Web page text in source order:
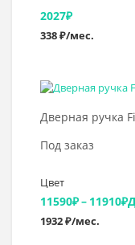
2027₽
338 ₽/мес.
Дверная ручка
Под заказ
Цвет
11590₽– 11910₽
1932 ₽/мес.